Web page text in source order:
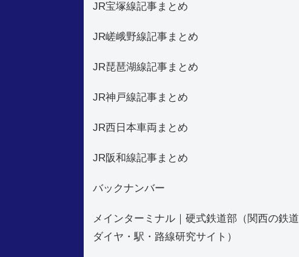
JR宝塚線記事まとめ
JR嵯峨野線記事まとめ
JR琵琶湖線記事まとめ
JR神戸線記事まとめ
JR西日本車両まとめ
JR阪和線記事まとめ
バックナンバー
メインターミナル｜硬式鉄道部（関西の鉄道
ダイヤ・駅・路線研究サイト）